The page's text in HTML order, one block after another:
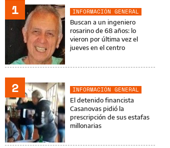
1
INFORMACIÓN GENERAL
Buscan a un ingeniero
rosarino de 68 años: lo
vieron por última vez el
jueves en el centro
2
INFORMACIÓN GENERAL
El detenido financista
Casanovas pidió la
prescripción de sus estafas
millonarias